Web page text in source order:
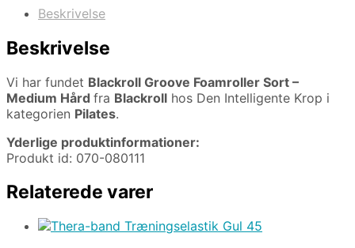
Beskrivelse
Beskrivelse
Vi har fundet Blackroll Groove Foamroller Sort –
Medium Hård fra Blackroll hos Den Intelligente Krop i
kategorien Pilates.
Yderlige produktinformationer:
Produkt id: 070-080111
Relaterede varer